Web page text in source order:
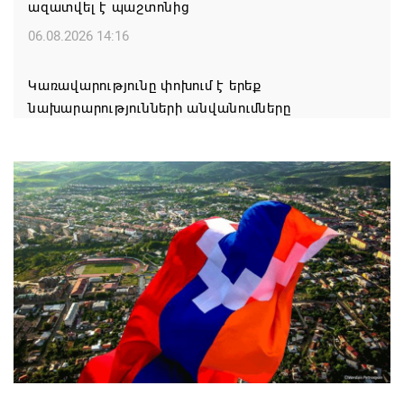
ազատվել է պաշտոնից
06.08.2026 14:16
Կառավարությունը փոխում է երեք
նախարարությունների անվանումները
Բաքվում շարունակում է հայ գերիների վերաքննիչ
բողոքի քննությունը
06.08.2026 12:43
Ռուսաստանի և Հայաստանի միջև
առևտրաշրջանառության նվազման միտումը
կշարունակվի. Օվերչուկ
06.08.2026 12:08